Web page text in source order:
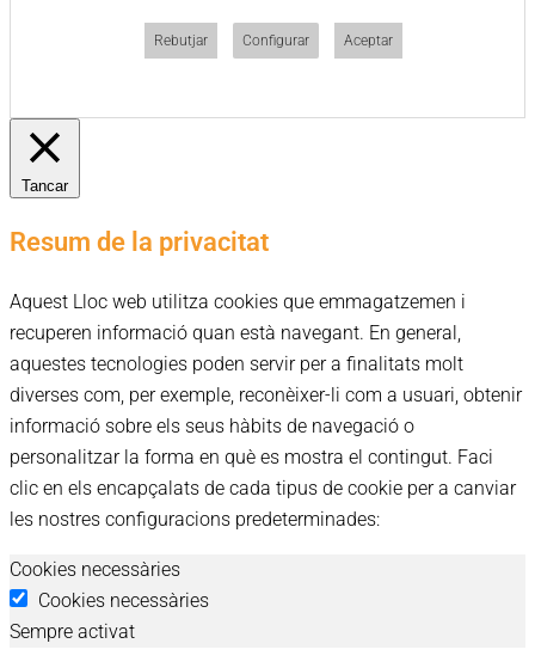
Rebutjar Configurar Aceptar
Tancar
Resum de la privacitat
Aquest Lloc web utilitza cookies que emmagatzemen i
recuperen informació quan està navegant. En general,
aquestes tecnologies poden servir per a finalitats molt
diverses com, per exemple, reconèixer-li com a usuari, obtenir
informació sobre els seus hàbits de navegació o
personalitzar la forma en què es mostra el contingut. Faci
clic en els encapçalats de cada tipus de cookie per a canviar
les nostres configuracions predeterminades:
Preferències
de
privadesa
Cookies necessàries
Cookies necessàries
Sempre activat